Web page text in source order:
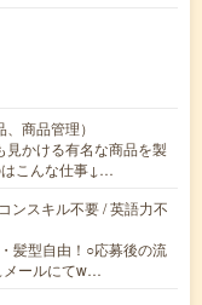
商品管理）
見かける有名な商品を製
はこんな仕事↓…
ンスキル不要 / 英語力不
髪型自由！○応募後の流
メールにてw…